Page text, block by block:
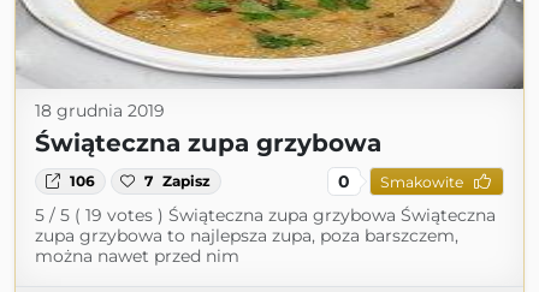
18 grudnia 2019
Świąteczna zupa grzybowa
106 7 Zapisz 0 Smakowite
5 / 5 ( 19 votes ) Świąteczna zupa grzybowa Świąteczna
zupa grzybowa to najlepsza zupa, poza barszczem,
można nawet przed nim